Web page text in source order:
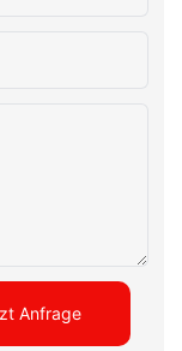
Anfrage